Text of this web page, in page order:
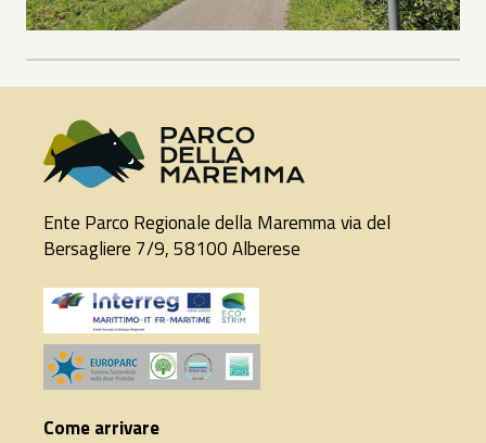
Ente Parco Regionale della Maremma via del
Bersagliere 7/9, 58100 Alberese
Come arrivare